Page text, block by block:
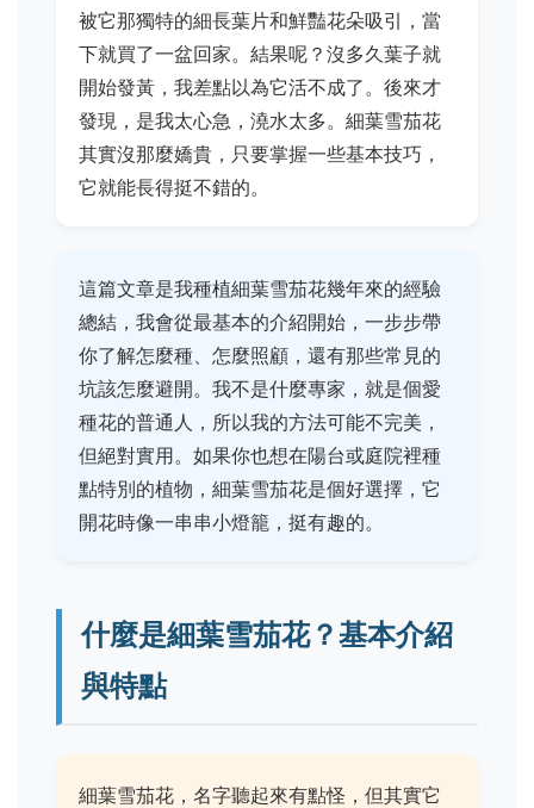
被它那獨特的細長葉片和鮮豔花朵吸引，當
下就買了一盆回家。結果呢？沒多久葉子就
開始發黃，我差點以為它活不成了。後來才
發現，是我太心急，澆水太多。細葉雪茄花
其實沒那麼嬌貴，只要掌握一些基本技巧，
它就能長得挺不錯的。
這篇文章是我種植細葉雪茄花幾年來的經驗
總結，我會從最基本的介紹開始，一步步帶
你了解怎麼種、怎麼照顧，還有那些常見的
坑該怎麼避開。我不是什麼專家，就是個愛
種花的普通人，所以我的方法可能不完美，
但絕對實用。如果你也想在陽台或庭院裡種
點特別的植物，細葉雪茄花是個好選擇，它
開花時像一串串小燈籠，挺有趣的。
什麼是細葉雪茄花？基本介紹
與特點
細葉雪茄花，名字聽起來有點怪，但其實它